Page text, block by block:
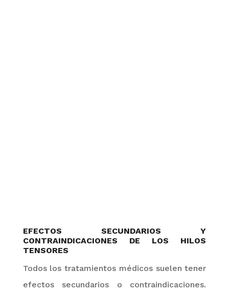
EFECTOS SECUNDARIOS Y
CONTRAINDICACIONES DE LOS HILOS
TENSORES
Todos los tratamientos médicos suelen tener
efectos secundarios o contraindicaciones.